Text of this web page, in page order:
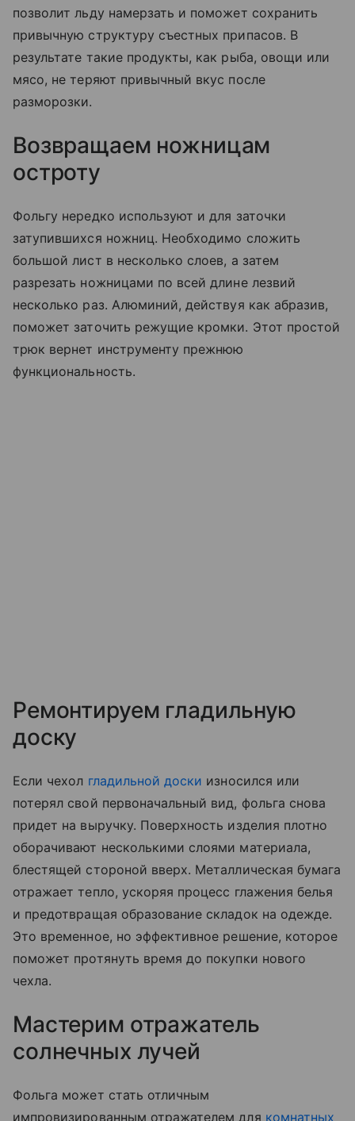
позволит льду намерзать и поможет сохранить
привычную структуру съестных припасов. В
результате такие продукты, как рыба, овощи или
мясо, не теряют привычный вкус после
разморозки.
Возвращаем ножницам
остроту
Фольгу нередко используют и для заточки
затупившихся ножниц. Необходимо сложить
большой лист в несколько слоев, а затем
разрезать ножницами по всей длине лезвий
несколько раз. Алюминий, действуя как абразив,
поможет заточить режущие кромки. Этот простой
трюк вернет инструменту прежнюю
функциональность.
Ремонтируем гладильную
доску
Если чехол гладильной доски износился или
потерял свой первоначальный вид, фольга снова
придет на выручку. Поверхность изделия плотно
оборачивают несколькими слоями материала,
блестящей стороной вверх. Металлическая бумага
отражает тепло, ускоряя процесс глажения белья
и предотвращая образование складок на одежде.
Это временное, но эффективное решение, которое
поможет протянуть время до покупки нового
чехла.
Мастерим отражатель
солнечных лучей
Фольга может стать отличным
импровизированным отражателем для комнатных